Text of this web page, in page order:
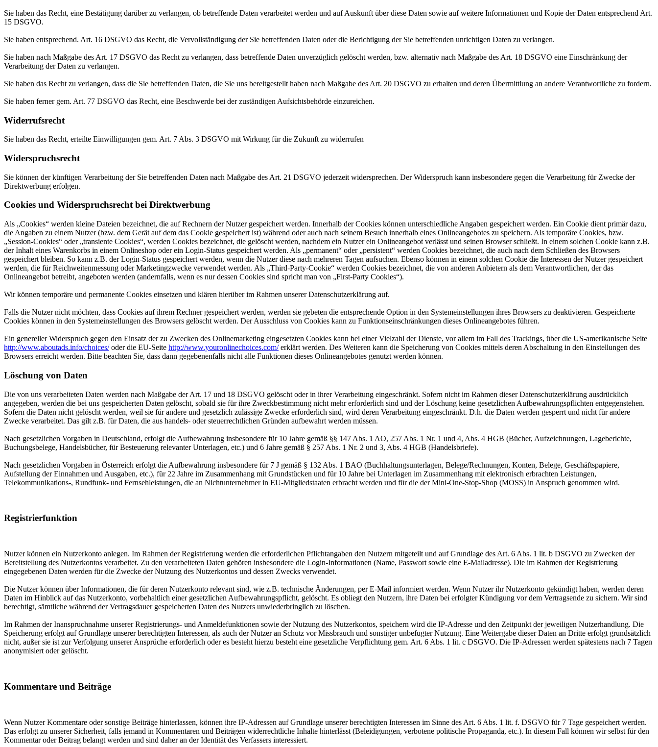
Sie haben das Recht, eine Bestätigung darüber zu verlangen, ob betreffende Daten verarbeitet werden und auf Auskunft über diese Daten sowie auf weitere Informationen und Kopie der Daten entsprechend Art.
15 DSGVO.
Sie haben entsprechend. Art. 16 DSGVO das Recht, die Vervollständigung der Sie betreffenden Daten oder die Berichtigung der Sie betreffenden unrichtigen Daten zu verlangen.
Sie haben nach Maßgabe des Art. 17 DSGVO das Recht zu verlangen, dass betreffende Daten unverzüglich gelöscht werden, bzw. alternativ nach Maßgabe des Art. 18 DSGVO eine Einschränkung der
Verarbeitung der Daten zu verlangen.
Sie haben das Recht zu verlangen, dass die Sie betreffenden Daten, die Sie uns bereitgestellt haben nach Maßgabe des Art. 20 DSGVO zu erhalten und deren Übermittlung an andere Verantwortliche zu fordern.
Sie haben ferner gem. Art. 77 DSGVO das Recht, eine Beschwerde bei der zuständigen Aufsichtsbehörde einzureichen.
Widerrufsrecht
Sie haben das Recht, erteilte Einwilligungen gem. Art. 7 Abs. 3 DSGVO mit Wirkung für die Zukunft zu widerrufen
Widerspruchsrecht
Sie können der künftigen Verarbeitung der Sie betreffenden Daten nach Maßgabe des Art. 21 DSGVO jederzeit widersprechen. Der Widerspruch kann insbesondere gegen die Verarbeitung für Zwecke der
Direktwerbung erfolgen.
Cookies und Widerspruchsrecht bei Direktwerbung
Als „Cookies“ werden kleine Dateien bezeichnet, die auf Rechnern der Nutzer gespeichert werden. Innerhalb der Cookies können unterschiedliche Angaben gespeichert werden. Ein Cookie dient primär dazu,
die Angaben zu einem Nutzer (bzw. dem Gerät auf dem das Cookie gespeichert ist) während oder auch nach seinem Besuch innerhalb eines Onlineangebotes zu speichern. Als temporäre Cookies, bzw.
„Session-Cookies“ oder „transiente Cookies“, werden Cookies bezeichnet, die gelöscht werden, nachdem ein Nutzer ein Onlineangebot verlässt und seinen Browser schließt. In einem solchen Cookie kann z.B.
der Inhalt eines Warenkorbs in einem Onlineshop oder ein Login-Status gespeichert werden. Als „permanent“ oder „persistent“ werden Cookies bezeichnet, die auch nach dem Schließen des Browsers
gespeichert bleiben. So kann z.B. der Login-Status gespeichert werden, wenn die Nutzer diese nach mehreren Tagen aufsuchen. Ebenso können in einem solchen Cookie die Interessen der Nutzer gespeichert
werden, die für Reichweitenmessung oder Marketingzwecke verwendet werden. Als „Third-Party-Cookie“ werden Cookies bezeichnet, die von anderen Anbietern als dem Verantwortlichen, der das
Onlineangebot betreibt, angeboten werden (andernfalls, wenn es nur dessen Cookies sind spricht man von „First-Party Cookies“).
Wir können temporäre und permanente Cookies einsetzen und klären hierüber im Rahmen unserer Datenschutzerklärung auf.
Falls die Nutzer nicht möchten, dass Cookies auf ihrem Rechner gespeichert werden, werden sie gebeten die entsprechende Option in den Systemeinstellungen ihres Browsers zu deaktivieren. Gespeicherte
Cookies können in den Systemeinstellungen des Browsers gelöscht werden. Der Ausschluss von Cookies kann zu Funktionseinschränkungen dieses Onlineangebotes führen.
Ein genereller Widerspruch gegen den Einsatz der zu Zwecken des Onlinemarketing eingesetzten Cookies kann bei einer Vielzahl der Dienste, vor allem im Fall des Trackings, über die US-amerikanische Seite
http://www.aboutads.info/choices/oder die EU-Seite http://www.youronlinechoices.com/erklärt werden. Des Weiteren kann die Speicherung von Cookies mittels deren Abschaltung in den Einstellungen des
Browsers erreicht werden. Bitte beachten Sie, dass dann gegebenenfalls nicht alle Funktionen dieses Onlineangebotes genutzt werden können.
Löschung von Daten
Die von uns verarbeiteten Daten werden nach Maßgabe der Art. 17 und 18 DSGVO gelöscht oder in ihrer Verarbeitung eingeschränkt. Sofern nicht im Rahmen dieser Datenschutzerklärung ausdrücklich
angegeben, werden die bei uns gespeicherten Daten gelöscht, sobald sie für ihre Zweckbestimmung nicht mehr erforderlich sind und der Löschung keine gesetzlichen Aufbewahrungspflichten entgegenstehen.
Sofern die Daten nicht gelöscht werden, weil sie für andere und gesetzlich zulässige Zwecke erforderlich sind, wird deren Verarbeitung eingeschränkt. D.h. die Daten werden gesperrt und nicht für andere
Zwecke verarbeitet. Das gilt z.B. für Daten, die aus handels- oder steuerrechtlichen Gründen aufbewahrt werden müssen.
Nach gesetzlichen Vorgaben in Deutschland, erfolgt die Aufbewahrung insbesondere für 10 Jahre gemäß §§ 147 Abs. 1 AO, 257 Abs. 1 Nr. 1 und 4, Abs. 4 HGB (Bücher, Aufzeichnungen, Lageberichte,
Buchungsbelege, Handelsbücher, für Besteuerung relevanter Unterlagen, etc.) und 6 Jahre gemäß § 257 Abs. 1 Nr. 2 und 3, Abs. 4 HGB (Handelsbriefe).
Nach gesetzlichen Vorgaben in Österreich erfolgt die Aufbewahrung insbesondere für 7 J gemäß § 132 Abs. 1 BAO (Buchhaltungsunterlagen, Belege/Rechnungen, Konten, Belege, Geschäftspapiere,
Aufstellung der Einnahmen und Ausgaben, etc.), für 22 Jahre im Zusammenhang mit Grundstücken und für 10 Jahre bei Unterlagen im Zusammenhang mit elektronisch erbrachten Leistungen,
Telekommunikations-, Rundfunk- und Fernsehleistungen, die an Nichtunternehmer in EU-Mitgliedstaaten erbracht werden und für die der Mini-One-Stop-Shop (MOSS) in Anspruch genommen wird.
Registrierfunktion
Nutzer können ein Nutzerkonto anlegen. Im Rahmen der Registrierung werden die erforderlichen Pflichtangaben den Nutzern mitgeteilt und auf Grundlage des Art. 6 Abs. 1 lit. b DSGVO zu Zwecken der
Bereitstellung des Nutzerkontos verarbeitet. Zu den verarbeiteten Daten gehören insbesondere die Login-Informationen (Name, Passwort sowie eine E-Mailadresse). Die im Rahmen der Registrierung
eingegebenen Daten werden für die Zwecke der Nutzung des Nutzerkontos und dessen Zwecks verwendet.
Die Nutzer können über Informationen, die für deren Nutzerkonto relevant sind, wie z.B. technische Änderungen, per E-Mail informiert werden. Wenn Nutzer ihr Nutzerkonto gekündigt haben, werden deren
Daten im Hinblick auf das Nutzerkonto, vorbehaltlich einer gesetzlichen Aufbewahrungspflicht, gelöscht. Es obliegt den Nutzern, ihre Daten bei erfolgter Kündigung vor dem Vertragsende zu sichern. Wir sind
berechtigt, sämtliche während der Vertragsdauer gespeicherten Daten des Nutzers unwiederbringlich zu löschen.
Im Rahmen der Inanspruchnahme unserer Registrierungs- und Anmeldefunktionen sowie der Nutzung des Nutzerkontos, speichern wird die IP-Adresse und den Zeitpunkt der jeweiligen Nutzerhandlung. Die
Speicherung erfolgt auf Grundlage unserer berechtigten Interessen, als auch der Nutzer an Schutz vor Missbrauch und sonstiger unbefugter Nutzung. Eine Weitergabe dieser Daten an Dritte erfolgt grundsätzlich
nicht, außer sie ist zur Verfolgung unserer Ansprüche erforderlich oder es besteht hierzu besteht eine gesetzliche Verpflichtung gem. Art. 6 Abs. 1 lit. c DSGVO. Die IP-Adressen werden spätestens nach 7 Tagen
anonymisiert oder gelöscht.
Kommentare und Beiträge
Wenn Nutzer Kommentare oder sonstige Beiträge hinterlassen, können ihre IP-Adressen auf Grundlage unserer berechtigten Interessen im Sinne des Art. 6 Abs. 1 lit. f. DSGVO für 7 Tage gespeichert werden.
Das erfolgt zu unserer Sicherheit, falls jemand in Kommentaren und Beiträgen widerrechtliche Inhalte hinterlässt (Beleidigungen, verbotene politische Propaganda, etc.). In diesem Fall können wir selbst für den
Kommentar oder Beitrag belangt werden und sind daher an der Identität des Verfassers interessiert.